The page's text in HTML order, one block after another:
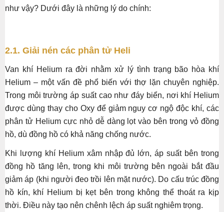
như vậy? Dưới đây là những lý do chính:
2.1. Giải nén các phân tử Heli
Van khí Helium ra đời nhằm xử lý tình trạng bão hòa khí
Helium – một vấn đề phổ biến với thợ lặn chuyên nghiệp.
Trong môi trường áp suất cao như đáy biển, nơi khí Helium
được dùng thay cho Oxy để giảm nguy cơ ngộ độc khí, các
phân tử Helium cực nhỏ dễ dàng lọt vào bên trong vỏ đồng
hồ, dù đồng hồ có khả năng chống nước.
Khi lượng khí Helium xâm nhập đủ lớn, áp suất bên trong
đồng hồ tăng lên, trong khi môi trường bên ngoài bắt đầu
giảm áp (khi người đeo trồi lên mặt nước). Do cấu trúc đồng
hồ kín, khí Helium bị kẹt bên trong không thể thoát ra kịp
thời. Điều này tạo nên chênh lệch áp suất nghiêm trọng.